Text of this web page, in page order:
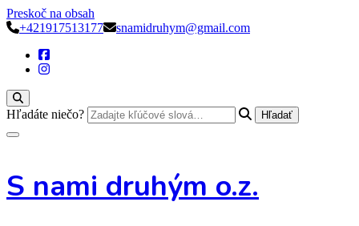
Preskoč na obsah
+421917513177
snamidruhym@gmail.com
Hľadáte niečo?
S nami druhým o.z.